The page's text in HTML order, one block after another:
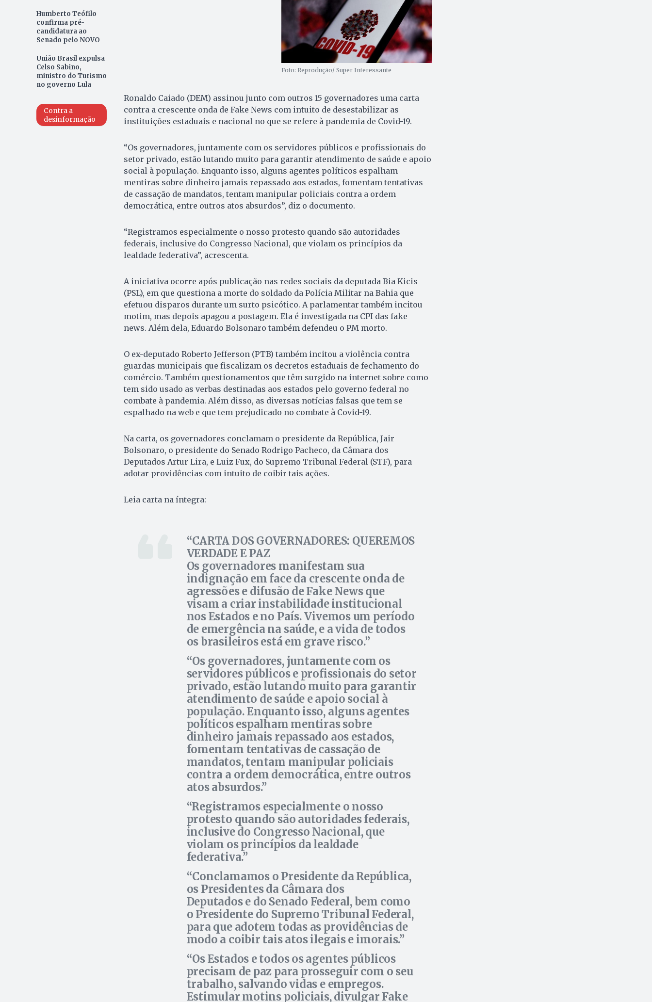
Humberto Teófilo
confirma pré-
candidatura ao
Senado pelo NOVO
União Brasil expulsa
Celso Sabino,
ministro do Turismo
no governo Lula
Contra a
desinformação
Foto: Reprodução/ Super Interessante
Ronaldo Caiado (DEM) assinou junto com outros 15 governadores uma carta
contra a crescente onda de Fake News com intuito de desestabilizar as
instituições estaduais e nacional no que se refere à pandemia de Covid-19.
“Os governadores, juntamente com os servidores públicos e profissionais do
setor privado, estão lutando muito para garantir atendimento de saúde e apoio
social à população. Enquanto isso, alguns agentes políticos espalham
mentiras sobre dinheiro jamais repassado aos estados, fomentam tentativas
de cassação de mandatos, tentam manipular policiais contra a ordem
democrática, entre outros atos absurdos”, diz o documento.
“Registramos especialmente o nosso protesto quando são autoridades
federais, inclusive do Congresso Nacional, que violam os princípios da
lealdade federativa”, acrescenta.
A iniciativa ocorre após publicação nas redes sociais da deputada Bia Kicis
(PSL), em que questiona a morte do soldado da Polícia Militar na Bahia que
efetuou disparos durante um surto psicótico. A parlamentar também incitou
motim, mas depois apagou a postagem. Ela é investigada na CPI das fake
news. Além dela, Eduardo Bolsonaro também defendeu o PM morto.
O ex-deputado Roberto Jefferson (PTB) também incitou a violência contra
guardas municipais que fiscalizam os decretos estaduais de fechamento do
comércio. Também questionamentos que têm surgido na internet sobre como
tem sido usado as verbas destinadas aos estados pelo governo federal no
combate à pandemia. Além disso, as diversas notícias falsas que tem se
espalhado na web e que tem prejudicado no combate à Covid-19.
Na carta, os governadores conclamam o presidente da República, Jair
Bolsonaro, o presidente do Senado Rodrigo Pacheco, da Câmara dos
Deputados Artur Lira, e Luiz Fux, do Supremo Tribunal Federal (STF), para
adotar providências com intuito de coibir tais ações.
Leia carta na íntegra:
CARTA DOS GOVERNADORES: QUEREMOS
VERDADE E PAZ
Os governadores manifestam sua
indignação em face da crescente onda de
agressões e difusão de Fake News que
visam a criar instabilidade institucional
nos Estados e no País. Vivemos um período
de emergência na saúde, e a vida de todos
os brasileiros está em grave risco.
Os governadores, juntamente com os
servidores públicos e profissionais do setor
privado, estão lutando muito para garantir
atendimento de saúde e apoio social à
população. Enquanto isso, alguns agentes
políticos espalham mentiras sobre
dinheiro jamais repassado aos estados,
fomentam tentativas de cassação de
mandatos, tentam manipular policiais
contra a ordem democrática, entre outros
atos absurdos.
Registramos especialmente o nosso
protesto quando são autoridades federais,
inclusive do Congresso Nacional, que
violam os princípios da lealdade
federativa.
Conclamamos o Presidente da República,
os Presidentes da Câmara dos
Deputados e do Senado Federal, bem como
o Presidente do Supremo Tribunal Federal,
para que adotem todas as providências de
modo a coibir tais atos ilegais e imorais.
Os Estados e todos os agentes públicos
precisam de paz para prosseguir com o seu
trabalho, salvando vidas e empregos.
Estimular motins policiais, divulgar Fake